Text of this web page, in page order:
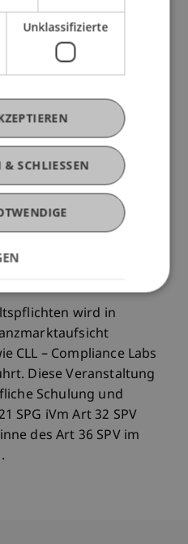
nicht nur auf alle
wie bspw.
oder
sondern auch auf VT-
„Crypto
Ihnen, über blosse
einen
und
und
wird in
CLL – Compliance Labs
Diese Veranstaltung
Schulung und
SPG iVm Art 32 SPV
des Art 36 SPV im
Unklassifizierte
SCHLIESSEN